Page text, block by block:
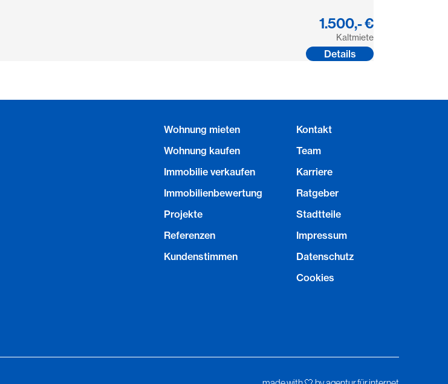
1.500,- €
Kaltmiete
Details
Wohnung mieten
Wohnung kaufen
Immobilie verkaufen
Immobilienbewertung
Projekte
Referenzen
Kundenstimmen
Kontakt
Team
Karriere
Ratgeber
Stadtteile
Impressum
Datenschutz
Cookies